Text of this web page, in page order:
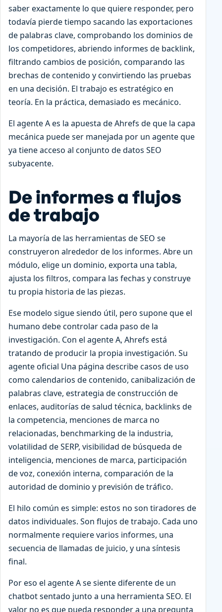
saber exactamente lo que quiere responder, pero
todavía pierde tiempo sacando las exportaciones
de palabras clave, comprobando los dominios de
los competidores, abriendo informes de backlink,
filtrando cambios de posición, comparando las
brechas de contenido y convirtiendo las pruebas
en una decisión. El trabajo es estratégico en
teoría. En la práctica, demasiado es mecánico.
El agente A es la apuesta de Ahrefs de que la capa
mecánica puede ser manejada por un agente que
ya tiene acceso al conjunto de datos SEO
subyacente.
De informes a flujos
de trabajo
La mayoría de las herramientas de SEO se
construyeron alrededor de los informes. Abre un
módulo, elige un dominio, exporta una tabla,
ajusta los filtros, compara las fechas y construye
tu propia historia de las piezas.
Ese modelo sigue siendo útil, pero supone que el
humano debe controlar cada paso de la
investigación. Con el agente A, Ahrefs está
tratando de producir la propia investigación. Su
agente oficial Una página describe casos de uso
como calendarios de contenido, canibalización de
palabras clave, estrategia de construcción de
enlaces, auditorías de salud técnica, backlinks de
la competencia, menciones de marca no
relacionadas, benchmarking de la industria,
volatilidad de SERP, visibilidad de búsqueda de
inteligencia, menciones de marca, participación
de voz, conexión interna, comparación de la
autoridad de dominio y previsión de tráfico.
El hilo común es simple: estos no son tiradores de
datos individuales. Son flujos de trabajo. Cada uno
normalmente requiere varios informes, una
secuencia de llamadas de juicio, y una síntesis
final.
Por eso el agente A se siente diferente de un
chatbot sentado junto a una herramienta SEO. El
valor no es que pueda responder a una pregunta